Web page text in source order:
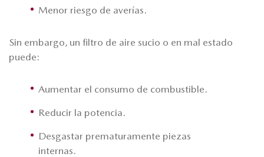
Menor riesgo de averías.
Sin embargo, un filtro de aire sucio o en mal estado
puede:
Aumentar el consumo de combustible.
Reducir la potencia.
Desgastar prematuramente piezas
internas.